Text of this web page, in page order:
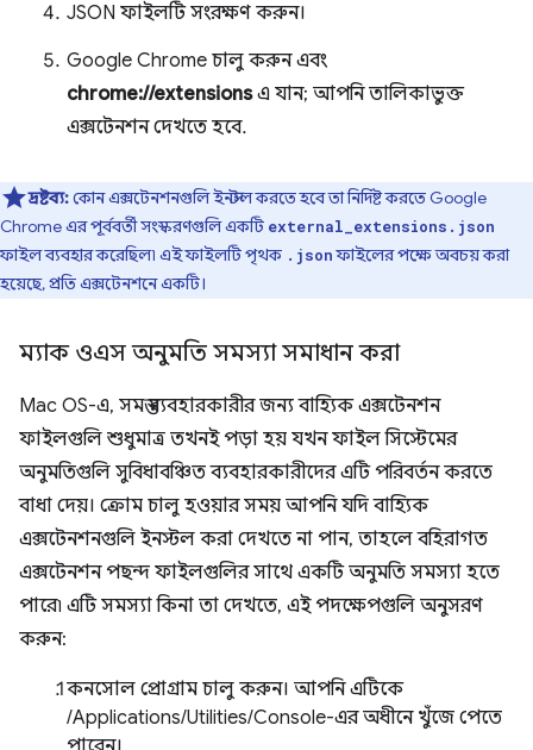
JSON ফাইলটি সংরক্ষণ করুন।
Google Chrome চালু করুন এবং
chrome://extensionsএ যান; আপনি তালিকাভুক্ত
এক্সটেনশন দেখতে হবে.
দ্রষ্টব্য:কোন এক্সটেনশনগুলি ইনস্টল করতে হবে তা নির্দিষ্ট করতে Google
Chrome এর পূর্ববর্তী সংস্করণগুলি একটি external_extensions.json
ফাইল ব্যবহার করেছিল৷ এই ফাইলটি পৃথক .jsonফাইলের পক্ষে অবচয় করা
হয়েছে, প্রতি এক্সটেনশনে একটি।
ম্যাক ওএস অনুমতি সমস্যা সমাধান করা
Mac OS-এ, সমস্ত ব্যবহারকারীর জন্য বাহ্যিক এক্সটেনশন
ফাইলগুলি শুধুমাত্র তখনই পড়া হয় যখন ফাইল সিস্টেমের
অনুমতিগুলি সুবিধাবঞ্চিত ব্যবহারকারীদের এটি পরিবর্তন করতে
বাধা দেয়। ক্রোম চালু হওয়ার সময় আপনি যদি বাহ্যিক
এক্সটেনশনগুলি ইনস্টল করা দেখতে না পান, তাহলে বহিরাগত
এক্সটেনশন পছন্দ ফাইলগুলির সাথে একটি অনুমতি সমস্যা হতে
পারে৷ এটি সমস্যা কিনা তা দেখতে, এই পদক্ষেপগুলি অনুসরণ
করুন:
কনসোল প্রোগ্রাম চালু করুন। আপনি এটিকে
/Applications/Utilities/Console-এর অধীনে খুঁজে পেতে